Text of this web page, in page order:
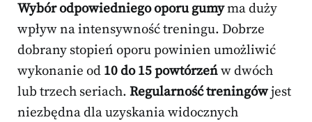
Wybór odpowiedniego oporu gumyma duży
wpływ na intensywność treningu. Dobrze
dobrany stopień oporu powinien umożliwić
wykonanie od 10 do 15 powtórzeńw dwóch
lub trzech seriach. Regularność treningówjest
niezbędna dla uzyskania widocznych